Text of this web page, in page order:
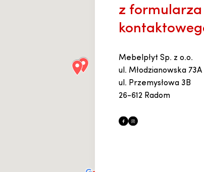
z formularza
Mebelpłyt Sp. z o.o.
ul. Młodzianowska 73A
ul. Przemysłowa 3B
26-612 Radom